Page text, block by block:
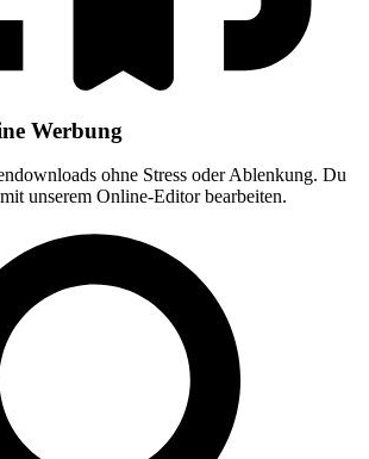
Werbung
ohne Stress oder Ablenkung. Du
unserem Online-Editor bearbeiten.